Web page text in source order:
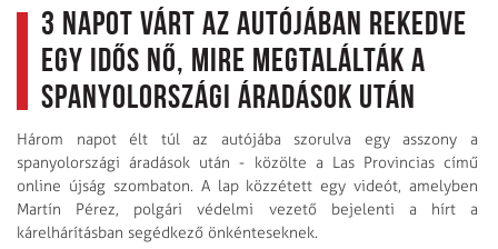
3 napot várt az autójában rekedve
egy idős nő, mire megtalálták a
spanyolországi áradások után
Három napot élt túl az autójába szorulva egy asszony a
spanyolországi áradások után - közölte a Las Provincias című
online újság szombaton. A lap közzétett egy videót, amelyben
Martín Pérez, polgári védelmi vezető bejelenti a hírt a
kárelhárításban segédkező önkénteseknek.